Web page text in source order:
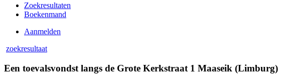
Zoekresultaten
Boekenmand
Aanmelden
zoekresultaat
Een toevalsvondst langs de Grote Kerkstraat 1 Maaseik (Limburg)